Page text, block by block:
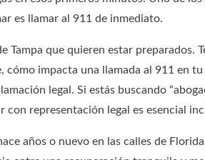
es llamar al 911 de inmediato.
Tampa que quieren estar preparados.
cómo impacta una llamada al 911 en
legal. Si estás buscando
representación legal es esencial
años o nuevo en las calles de